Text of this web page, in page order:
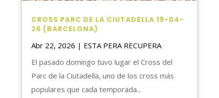
CROSS PARC DE LA CIUTADELLA 19-04-
26 (BARCELONA)
Abr 22, 2026 | ESTA PERA RECUPERA
El pasado domingo tuvo lugar el Cross del
Parc de la Ciutadella, uno de los cross más
populares que cada temporada...